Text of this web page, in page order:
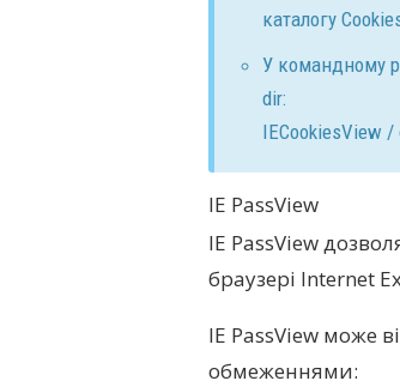
каталогу
У командному
dir:
IECookiesView /
IE PassView
IE PassView
браузері Internet
IE PassView може
обмеженнями: